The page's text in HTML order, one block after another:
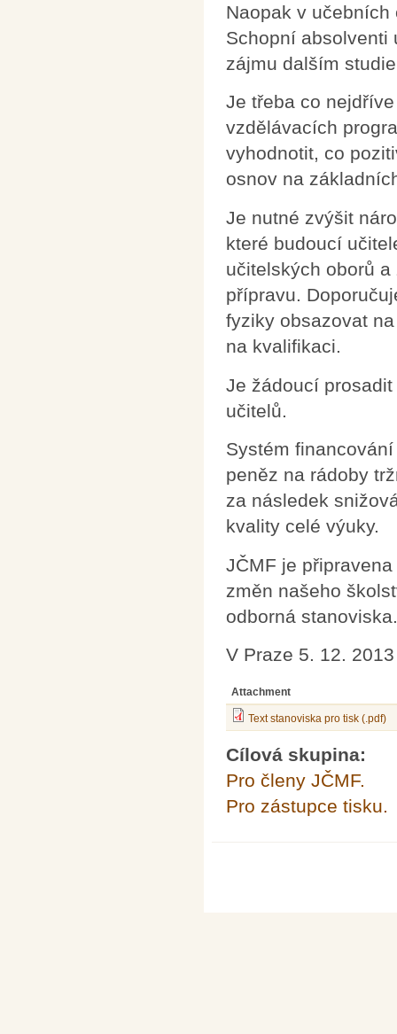
Naopak v
Schopní absolventi
zájmu dalším
Je třeba co
vzdělávacích
vyhodnotit, co
osnov na
Je nutné zvýšit
které budoucí
učitelských oborů
přípravu.
fyziky obsazovat
na kvalifikaci.
Je žádoucí
učitelů.
Systém
peněz na rádoby
za následek
kvality celé výuky.
JČMF je
změn našeho
odborná stanoviska.
V Praze 5. 12.
Attachment
Text stanoviska pro tisk (.pdf)
Cílová skupina:
Pro členy JČMF.
Pro zástupce tisku.